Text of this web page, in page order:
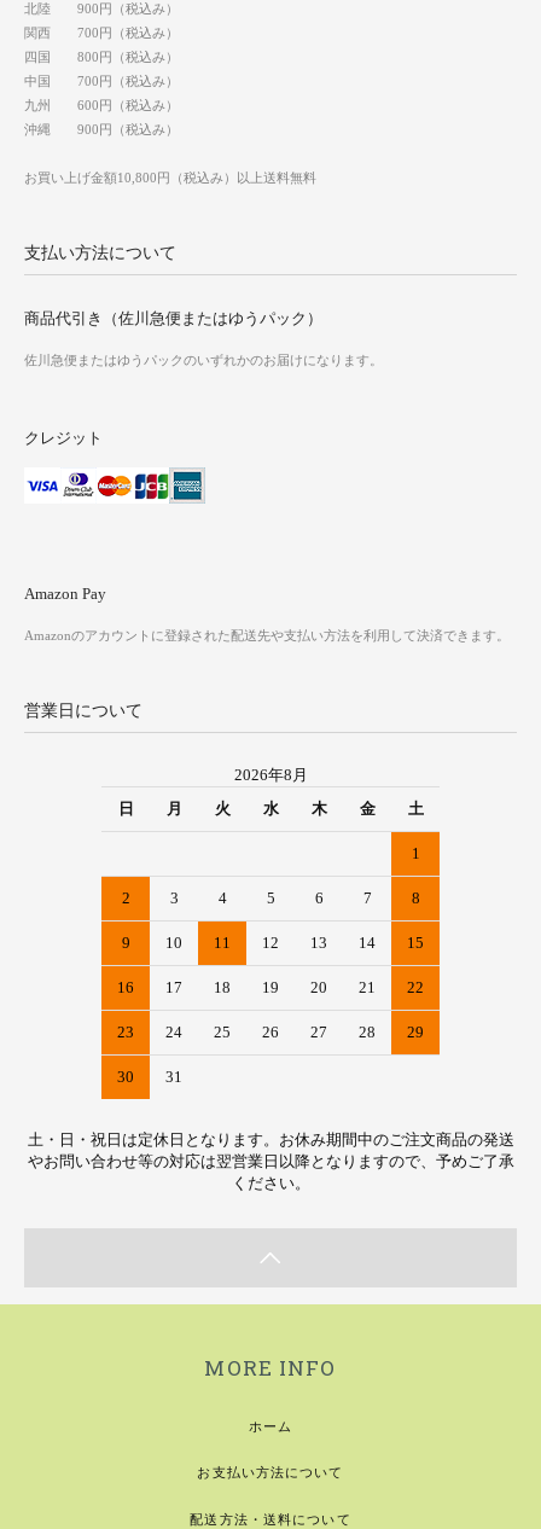
北陸 900円（税込み）
関西 700円（税込み）
四国 800円（税込み）
中国 700円（税込み）
九州 600円（税込み）
沖縄 900円（税込み）
お買い上げ金額10,800円（税込み）以上送料無料
支払い方法について
商品代引き（佐川急便またはゆうパック）
佐川急便またはゆうパックのいずれかのお届けになります。
クレジット
Amazon Pay
Amazonのアカウントに登録された配送先や支払い方法を利用して決済できます。
営業日について
2026年8月
日
月 火 水 木 金 土
1
2 3 4 5 6 7 8
9 10 11 12 13 14 15
16 17 18 19 20 21 22
23 24 25 26 27 28 29
30 31
土・日・祝日は定休日となります。お休み期間中のご注文商品の発送
やお問い合わせ等の対応は翌営業日以降となりますので、予めご了承
ください。
MORE INFO
ホーム
お支払い方法について
配送方法・送料について